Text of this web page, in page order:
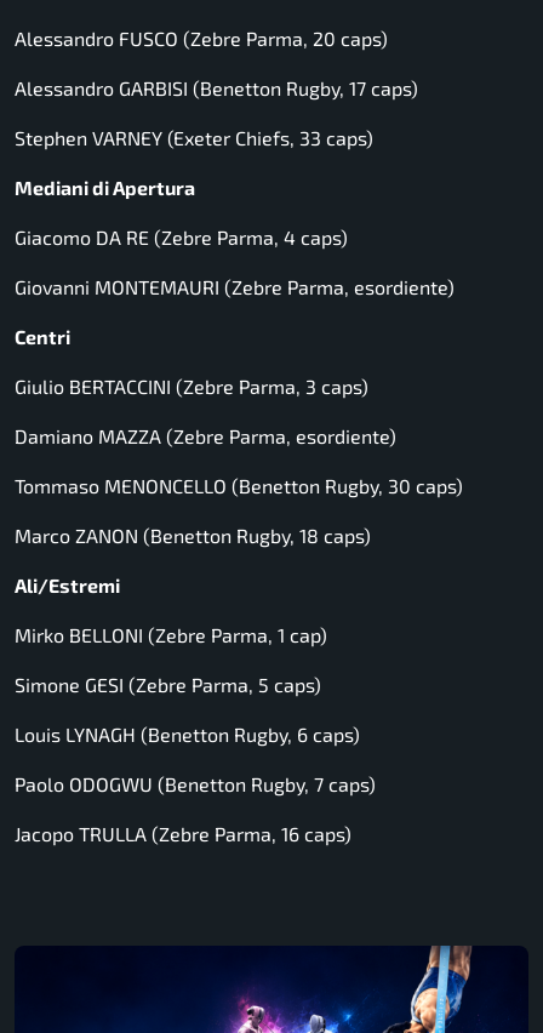
Alessandro FUSCO (Zebre Parma, 20 caps)
Alessandro GARBISI (Benetton Rugby, 17 caps)
Stephen VARNEY (Exeter Chiefs, 33 caps)
Mediani di Apertura
Giacomo DA RE (Zebre Parma, 4 caps)
Giovanni MONTEMAURI (Zebre Parma, esordiente)
Centri
Giulio BERTACCINI (Zebre Parma, 3 caps)
Damiano MAZZA (Zebre Parma, esordiente)
Tommaso MENONCELLO (Benetton Rugby, 30 caps)
Marco ZANON (Benetton Rugby, 18 caps)
Ali/Estremi
Mirko BELLONI (Zebre Parma, 1 cap)
Simone GESI (Zebre Parma, 5 caps)
Louis LYNAGH (Benetton Rugby, 6 caps)
Paolo ODOGWU (Benetton Rugby, 7 caps)
Jacopo TRULLA (Zebre Parma, 16 caps)